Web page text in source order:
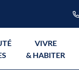
VIVRE
& HABITER